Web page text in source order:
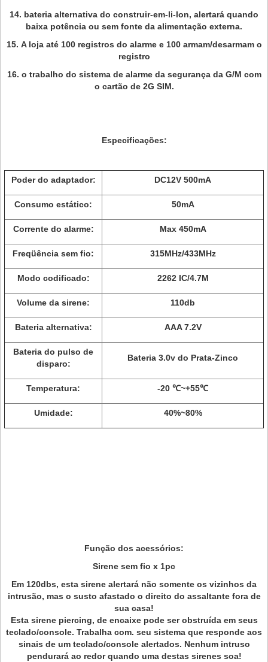
14. bateria alternativa do construir-em-li-lon, alertará quando
baixa potência ou sem fonte da alimentação externa.
15. A loja até 100 registros do alarme e 100 armam/desarmam o
registro
16. o trabalho do sistema de alarme da segurança da G/M com
o cartão de 2G SIM.
Especificações:
Poder do adaptador: DC12V 500mA
Consumo estático: 50mA
Corrente do alarme: Max 450mA
Freqüência sem fio: 315MHz/433MHz
Modo codificado: 2262 IC/4.7M
Volume da sirene: 110db
Bateria alternativa: AAA 7.2V
Bateria do pulso de
disparo:
Bateria 3.0v do Prata-Zinco
Temperatura: -20 ℃~+55℃
Umidade: 40%~80%
Função dos acessórios:
Sirene sem fio x 1pc
Em 120dbs, esta sirene alertará não somente os vizinhos da
intrusão, mas o susto afastado o direito do assaltante fora de
sua casa!
Esta sirene piercing, de encaixe pode ser obstruída em seus
teclado/console. Trabalha com. seu sistema que responde aos
sinais de um teclado/console alertados. Nenhum intruso
pendurará ao redor quando uma destas sirenes soa!